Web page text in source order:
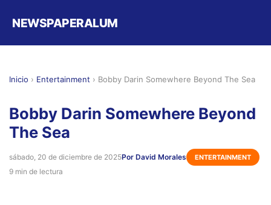
NEWSPAPERALUM
Inicio › Entertainment › Bobby Darin Somewhere Beyond The Sea
Bobby Darin Somewhere Beyond
The Sea
sábado, 20 de diciembre de 2025Por David Morales ENTERTAINMENT
9 min de lectura